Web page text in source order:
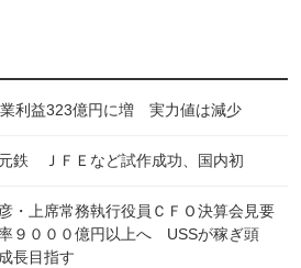
利益323億円に増 実力値は減少
鉄 ＪＦＥなど試作成功、国内初
・上席常務執行役員ＣＦＯ決算会見要
９０００億円以上へ USSが稼ぎ頭
長目指す